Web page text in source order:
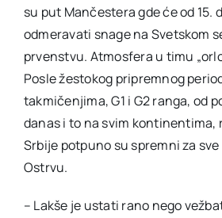
su put Mančestera gde će od 15.
odmeravati snage na Svetskom
prvenstvu. Atmosfera u timu
Posle žestokog pripremnog
takmičenjima, G1 i G2 ranga, od
danas i to na svim kontinentima,
Srbije potpuno su spremni za
Ostrvu.
– Lakše je ustati rano nego